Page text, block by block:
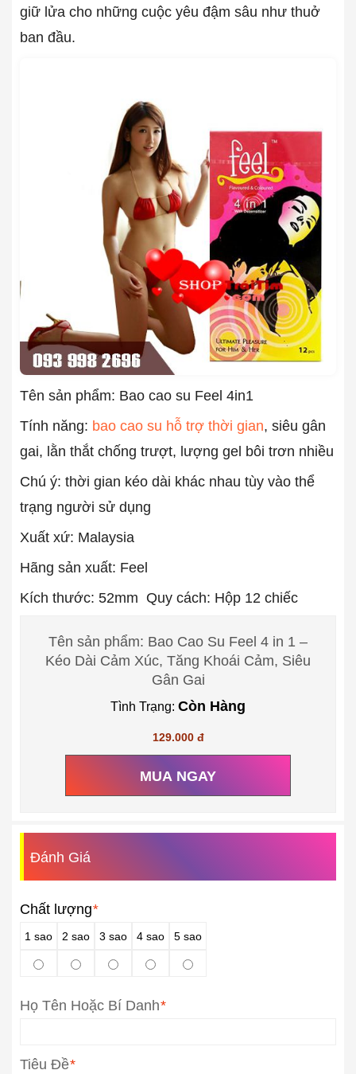
giữ lửa cho những cuộc yêu đậm sâu như thuở
ban đầu.
Tên sản phẩm: Bao cao su Feel 4in1
Tính năng: bao cao su hỗ trợ thời gian, siêu gân
gai, lằn thắt chống trượt, lượng gel bôi trơn nhiều
Chú ý: thời gian kéo dài khác nhau tùy vào thể
trạng người sử dụng
Xuất xứ: Malaysia
Hãng sản xuất: Feel
Kích thước: 52mm Quy cách: Hộp 12 chiếc
Tên sản phẩm: Bao Cao Su Feel 4 in 1 –
Kéo Dài Cảm Xúc, Tăng Khoái Cảm, Siêu
Gân Gai
Tình Trạng: Còn Hàng
129.000 đ
MUA NGAY
Đánh Giá
Chất lượng*
1 sao 2 sao 3 sao 4 sao 5 sao
*
Họ Tên Hoặc Bí Danh
*
Tiêu Đề